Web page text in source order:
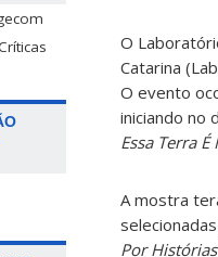
O
Catarina
O evento
iniciando no
Essa Terra É
A mostra
Por